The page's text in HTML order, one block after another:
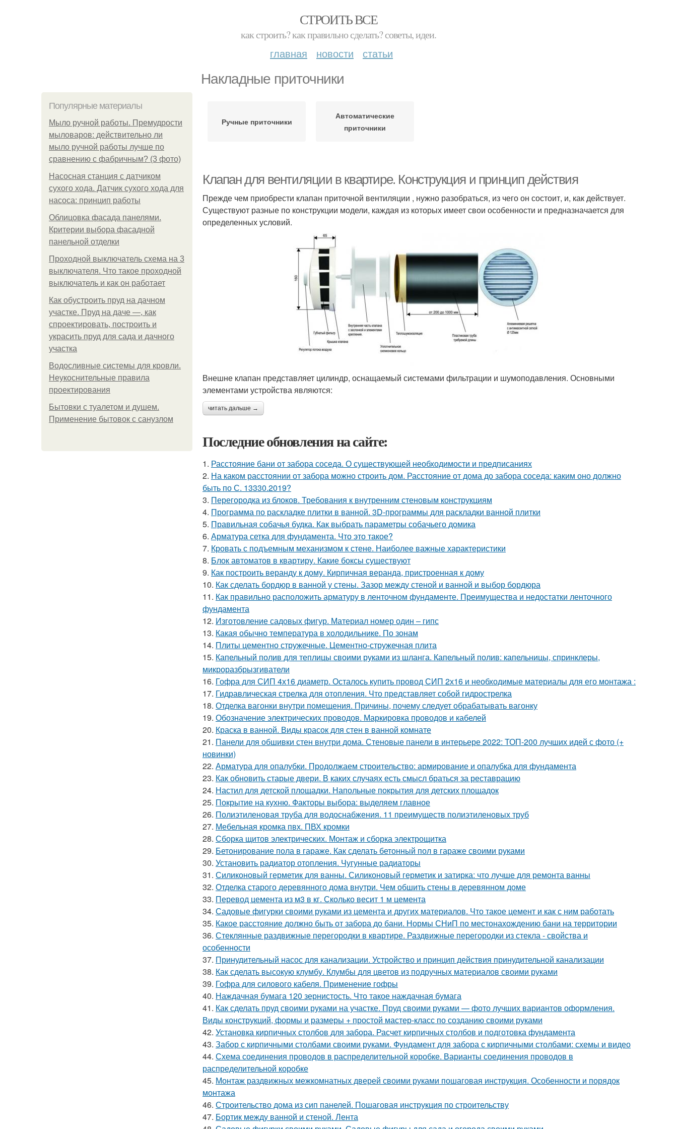
СТРОИТЬ ВСЕ
как строить? как правильно сделать? советы, идеи.
главная новости статьи
Накладные приточники
Популярные материалы
Мыло ручной работы. Премудрости
мыловаров: действительно ли
мыло ручной работы лучше по
сравнению с фабричным? (3 фото)
Насосная станция с датчиком
сухого хода. Датчик сухого хода для
насоса: принцип работы
Облицовка фасада панелями.
Критерии выбора фасадной
панельной отделки
Проходной выключатель схема на 3
выключателя. Что такое проходной
выключатель и как он работает
Как обустроить пруд на дачном
участке. Пруд на даче —, как
спроектировать, построить и
украсить пруд для сада и дачного
участка
Водосливные системы для кровли.
Неукоснительные правила
проектирования
Бытовки с туалетом и душем.
Применение бытовок с санузлом
Ручные приточники
Автоматические
приточники
Клапан для вентиляции в квартире. Конструкция и принцип действия
Прежде чем приобрести клапан приточной вентиляции , нужно разобраться, из чего он состоит, и, как действует.
Существуют разные по конструкции модели, каждая из которых имеет свои особенности и предназначается для
определенных условий.
Внешне клапан представляет цилиндр, оснащаемый системами фильтрации и шумоподавления. Основными
элементами устройства являются:
читать дальше →
Последние обновления на сайте:
1. Расстояние бани от забора соседа. О существующей необходимости и предписаниях
2. На каком расстоянии от забора можно строить дом. Расстояние от дома до забора соседа: каким оно должно
быть по С. 13330.2019?
3. Перегородка из блоков. Требования к внутренним стеновым конструкциям
4. Программа по раскладке плитки в ванной. 3D-программы для раскладки ванной плитки
5. Правильная собачья будка. Как выбрать параметры собачьего домика
6. Арматура сетка для фундамента. Что это такое?
7. Кровать с подъемным механизмом к стене. Наиболее важные характеристики
8. Блок автоматов в квартиру. Какие боксы существуют
9. Как построить веранду к дому. Кирпичная веранда, пристроенная к дому
10. Как сделать бордюр в ванной у стены. Зазор между стеной и ванной и выбор бордюра
11. Как правильно расположить арматуру в ленточном фундаменте. Преимущества и недостатки ленточного
фундамента
12. Изготовление садовых фигур. Материал номер один – гипс
13. Какая обычно температура в холодильнике. По зонам
14. Плиты цементно стружечные. Цементно-стружечная плита
15. Капельный полив для теплицы своими руками из шланга. Капельный полив: капельницы, спринклеры,
микроразбрызгиватели
16. Гофра для СИП 4х16 диаметр. Осталось купить провод СИП 2х16 и необходимые материалы для его монтажа :
17. Гидравлическая стрелка для отопления. Что представляет собой гидрострелка
18. Отделка вагонки внутри помещения. Причины, почему следует обрабатывать вагонку
19. Обозначение электрических проводов. Маркировка проводов и кабелей
20. Краска в ванной. Виды красок для стен в ванной комнате
21. Панели для обшивки стен внутри дома. Стеновые панели в интерьере 2022: ТОП-200 лучших идей с фото (+
новинки)
22. Арматура для опалубки. Продолжаем строительство: армирование и опалубка для фундамента
23. Как обновить старые двери. В каких случаях есть смысл браться за реставрацию
24. Настил для детской площадки. Напольные покрытия для детских площадок
25. Покрытие на кухню. Факторы выбора: выделяем главное
26. Полиэтиленовая труба для водоснабжения. 11 преимуществ полиэтиленовых труб
27. Мебельная кромка пвх. ПВХ кромки
28. Сборка щитов электрических. Монтаж и сборка электрощитка
29. Бетонирование пола в гараже. Как сделать бетонный пол в гараже своими руками
30. Установить радиатор отопления. Чугунные радиаторы
31. Силиконовый герметик для ванны. Силиконовый герметик и затирка: что лучше для ремонта ванны
32. Отделка старого деревянного дома внутри. Чем обшить стены в деревянном доме
33. Перевод цемента из м3 в кг. Сколько весит 1 м цемента
34. Садовые фигурки своими руками из цемента и других материалов. Что такое цемент и как с ним работать
35. Какое расстояние должно быть от забора до бани. Нормы СНиП по местонахождению бани на территории
36. Стеклянные раздвижные перегородки в квартире. Раздвижные перегородки из стекла - свойства и
особенности
37. Принудительный насос для канализации. Устройство и принцип действия принудительной канализации
38. Как сделать высокую клумбу. Клумбы для цветов из подручных материалов своими руками
39. Гофра для силового кабеля. Применение гофры
40. Наждачная бумага 120 зернистость. Что такое наждачная бумага
41. Как сделать пруд своими руками на участке. Пруд своими руками — фото лучших вариантов оформления.
Виды конструкций, формы и размеры + простой мастер-класс по созданию своими руками
42. Установка кирпичных столбов для забора. Расчет кирпичных столбов и подготовка фундамента
43. Забор с кирпичными столбами своими руками. Фундамент для забора с кирпичными столбами: схемы и видео
44. Схема соединения проводов в распределительной коробке. Варианты соединения проводов в
распределительной коробке
45. Монтаж раздвижных межкомнатных дверей своими руками пошаговая инструкция. Особенности и порядок
монтажа
46. Строительство дома из сип панелей. Пошаговая инструкция по строительству
47. Бортик между ванной и стеной. Лента